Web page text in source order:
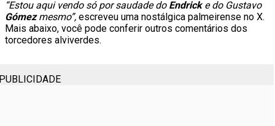
“Estou aqui vendo só por saudade do Endricke do Gustavo
Gómezmesmo”, escreveu uma nostálgica palmeirense no X.
Mais abaixo, você pode conferir outros comentários dos
torcedores alviverdes.